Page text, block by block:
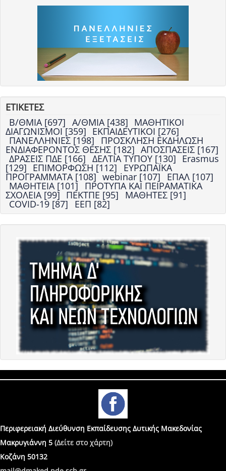
ΕΤΙΚΕΤΕΣ
Β/ΘΜΙΑ [697] Α/ΘΜΙΑ [438] ΜΑΘΗΤΙΚΟΙ
ΔΙΑΓΩΝΙΣΜΟΙ [359] ΕΚΠΑΙΔΕΥΤΙΚΟΙ [276]
ΠΑΝΕΛΛΗΝΙΕΣ [198] ΠΡΟΣΚΛΗΣΗ ΕΚΔΗΛΩΣΗ
ΕΝΔΙΑΦΕΡΟΝΤΟΣ ΘΕΣΗΣ [182] ΑΠΟΣΠΑΣΕΙΣ [167]
ΔΡΑΣΕΙΣ ΠΔΕ [166] ΔΕΛΤΙΑ ΤΥΠΟΥ [130] Erasmus
[129] ΕΠΙΜΟΡΦΩΣΗ [112] ΕΥΡΩΠΑΪΚΑ
ΠΡΟΓΡΑΜΜΑΤΑ [108] webinar [107] ΕΠΑΛ [107]
ΜΑΘΗΤΕΙΑ [101] ΠΡΟΤΥΠΑ ΚΑΙ ΠΕΙΡΑΜΑΤΙΚΑ
ΣΧΟΛΕΙΑ [99] ΠΕΚΤΠΕ [95] ΜΑΘΗΤΕΣ [91]
COVID-19 [87] ΕΕΠ [82]
Περιφερειακή Διεύθυνση Εκπαίδευσης Δυτικής Μακεδονίας
Μακρυγιάννη 5 (Δείτε στο χάρτη)
Κοζάνη 50132